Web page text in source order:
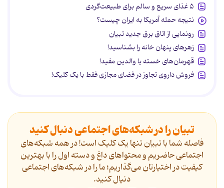
۵ غذای سریع و سالم برای طبیعت‌گردی
نتیجه حمله آمریکا به ایران چیست؟
رونمایی از اتاق برق جدید تبیان
زهرهای پنهان خانه را بشناسید!
قهرمان‌های خسته یا والدین مفید!
فروش داروی تجاوز در فضای مجازی فقط با یک کلیک!
تبیان را در شبکه‌های اجتماعی دنبال کنید
فاصله شما با تبیان تنها یک کلیک است! در همه شبکه‌های
اجتماعی حاضریم و محتواهای داغ و دسته اول را با بهترین
کیفیت در اختیارتان می‌گذاریم؛ ما را در شبکه‌های اجتماعی
دنیال کنید.